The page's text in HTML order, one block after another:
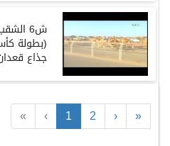
« ‹ 1 2 › »
ش6
جذاع قعدان